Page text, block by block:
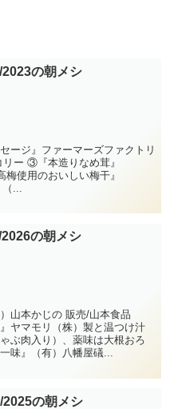
の朝メシ
ージ』ファーマーズファクトリ
ー ③『本造りなめ茸』
使用のおいしい梅干』
...
の朝メシ
山本かじの 販売/山本食品
ヤマモリ（株）製と温つけ汁
ぶ肉入り）、薬味は大根おろ
味』（有）八幡屋礒...
の朝メシ